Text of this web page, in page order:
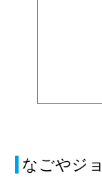
なごやジ